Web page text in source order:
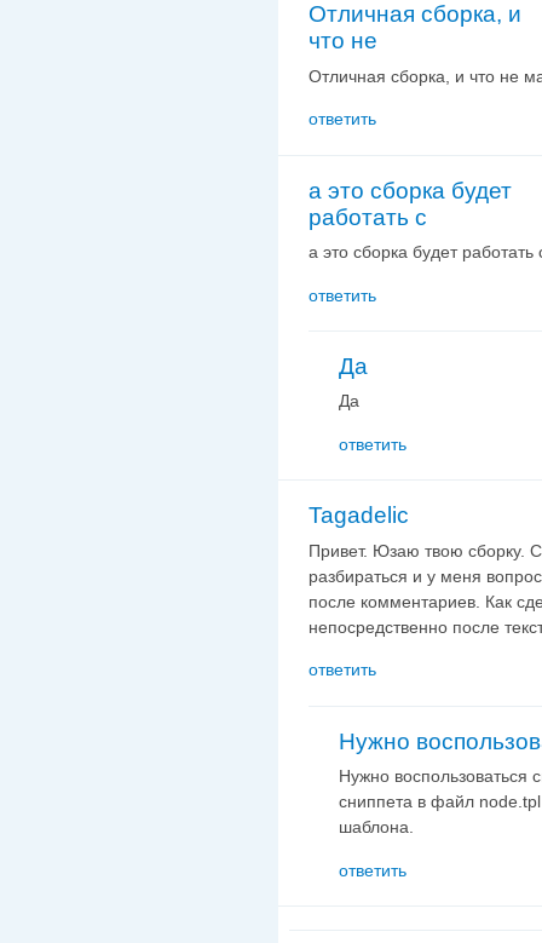
Отличная сборка, и
что не
Отличная сборка, и что не
ответить
а это сборка будет
работать с
а это сборка будет работать
ответить
Да
Да
ответить
Tagadelic
Привет. Юзаю твою сборку.
разбираться и у меня
после комментариев. Как
непосредственно после
ответить
Нужно
Нужно воспользоваться
сниппета в файл
шаблона.
ответить